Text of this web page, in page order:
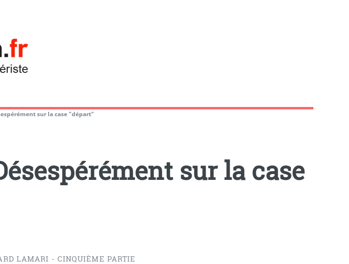
sur la case "départ"
sur la case
LAMARI - CINQUIÈME PARTIE